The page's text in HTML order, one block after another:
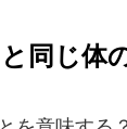
同じ体